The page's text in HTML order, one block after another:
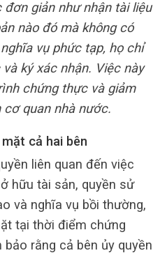
giản như nhận tài liệu
nào đó mà không có
vụ phức tạp, họ chỉ
ký xác nhận. Việc này
chứng thực và giảm
quan nhà nước.
cả hai bên
liên quan đến việc
hữu tài sản, quyền sử
và nghĩa vụ bồi thường,
tại thời điểm chứng
rằng cả bên ủy quyền